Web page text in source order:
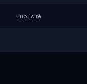
Publicité